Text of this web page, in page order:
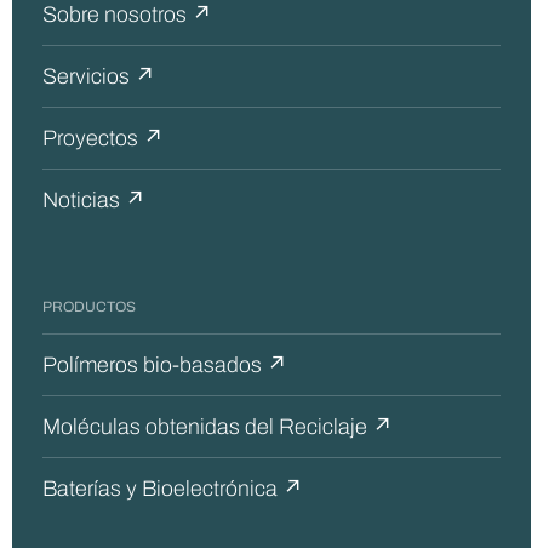
Sobre nosotros ↗
Servicios ↗
Proyectos ↗
Noticias ↗
PRODUCTOS
Polímeros bio-basados ↗
Moléculas obtenidas del Reciclaje ↗
Baterías y Bioelectrónica ↗